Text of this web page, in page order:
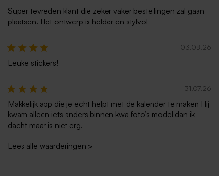
Super tevreden klant die zeker vaker bestellingen zal gaan
plaatsen. Het ontwerp is helder en stylvol
03.08.26
Leuke stickers!
31.07.26
Makkelijk app die je echt helpt met de kalender te maken Hij
kwam alleen iets anders binnen kwa foto’s model dan ik
dacht maar is niet erg.
Lees alle waarderingen >